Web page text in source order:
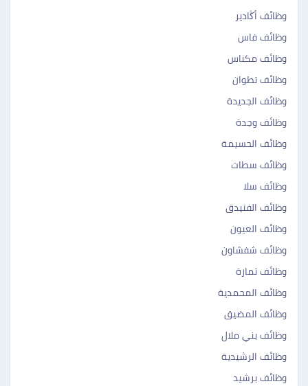
وظائف أڭادير
وظائف فاس
وظائف مكناس
وظائف تطوان
وظائف الجديدة
وظائف وجدة
وظائف الحسيمة ‎‎
وظائف سطات ‎ ‎‎
وظائف سلا ‎‎
وظائف الفنيدق ‎‎
وظائف العيون ‎‎
وظائف شفشاون ‎‎
وظائف تمارة ‎‎
وظائف المحمدية ‎ ‎‎
وظائف المضيق ‎‎
وظائف بني ملال ‎‎
وظائف الرشيدية ‎‎
وظائف برشيد ‎ ‎‎